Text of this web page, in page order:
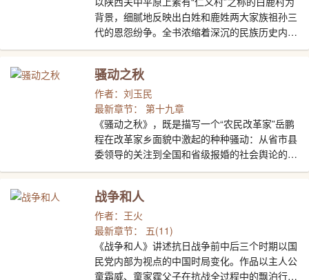
情节更加绘纭。其中正义与邪恶、卑鄙与崇高、
野心与情欲、征服与反抗、腐朽与新生等种种人
性也揭示得更加充分和彻底，使人沉浸于丰厚的
层）作为文化守护者的职责和命运中，获得更深
的感悟和思考。
背景，细腻地反映出白姓和鹿姓两大家族祖孙三
代的恩怨纷争。全书浓缩着深沉的民族历史内
涵，有令人震撼的真实感和厚重的史诗风格。
赏欢迎的程度为中国当代文学作品所罕见。
1997年荣获中国长篇小说最高荣誉———第四
届茅盾文学奖。后被改编成同名话剧、电影等多
种形式。
骚动之秋
作者：刘玉民
最新章节： 第十九章
《骚动之秋》，既是描写一个“农民改革家”岳鹏
程在改革家乡面貌中激起的种种骚动：从省市县
委领导的关注到全国和省级报婚的社会舆论的宣
传，从李龙山的古老传说到李王庙后殿的碑碣上
写了岳鹏程内心的种种骚动，他和儿子羸官在改
革中不同的见解的矛盾引起的父子冲突；他和秋
玲的感情导致与妻子的冲突和家庭矛盾的尖锐
化；他在改革中处理问题的大胆、果断、魄力、
远见等等，的确使乡镇企业有了较大发展，然而
又的确在商品经济的冲击下，受到不正的社会风
战争和人
作者：王火
最新章节： 五(11)
《战争和人》讲述抗日战争前中后三个时期以国
民党内部为视点的中国时局变化。作品以主人公
童霜威、童家霆父子在抗战全过程中的飘泊行踪